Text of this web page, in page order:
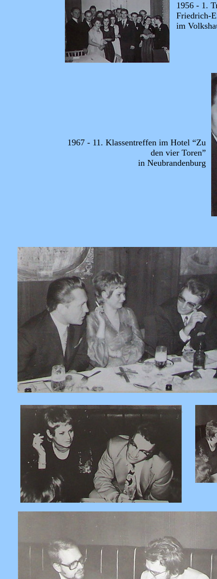
1956 - 1.
Friedrich-
im
1967 - 11. Klassentreffen im Hotel “Zu
den vier Toren”
in Neubrandenburg